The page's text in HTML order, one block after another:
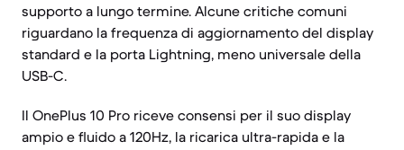
supporto a lungo termine. Alcune critiche comuni
riguardano la frequenza di aggiornamento del display
standard e la porta Lightning, meno universale della
USB-C.
Il OnePlus 10 Pro riceve consensi per il suo display
ampio e fluido a 120Hz, la ricarica ultra-rapida e la